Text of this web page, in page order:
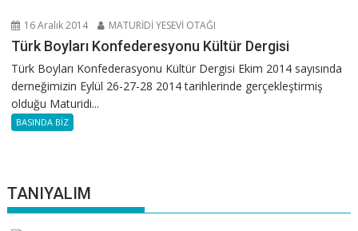
16 Aralık 2014 MATURİDİ YESEVİ OTAĞI
Türk Boyları Konfederesyonu Kültür Dergisi
Türk Boyları Konfederasyonu Kültür Dergisi Ekim 2014 sayısında
derneğimizin Eylül 26-27-28 2014 tarihlerinde gerçekleştirmiş
olduğu Maturidi...
BASINDA BİZ
TANIYALIM